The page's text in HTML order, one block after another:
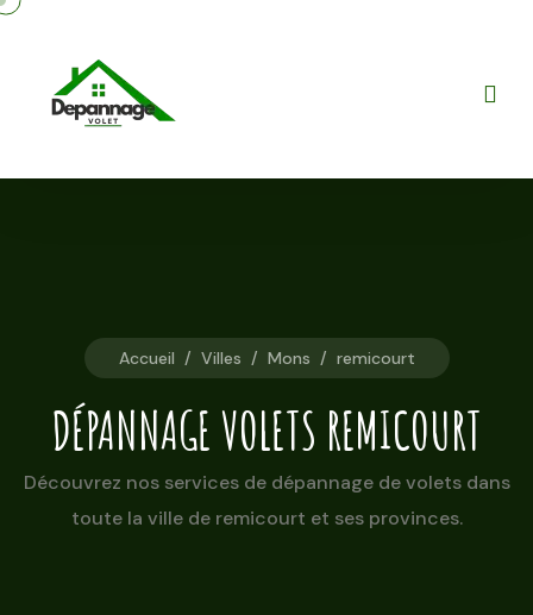
Accueil / Villes / Mons / remicourt
DÉPANNAGE VOLETS REMICOURT
Découvrez nos services de dépannage de volets dans
toute la ville de remicourt et ses provinces.